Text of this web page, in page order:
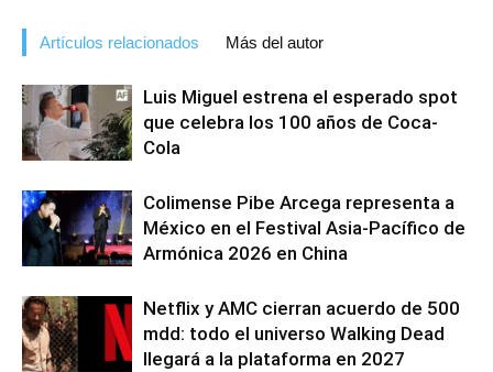
Artículos relacionados Más del autor
Luis Miguel estrena el esperado spot
que celebra los 100 años de Coca-
Cola
Colimense Pibe Arcega representa a
México en el Festival Asia-Pacífico de
Armónica 2026 en China
Netflix y AMC cierran acuerdo de 500
mdd: todo el universo Walking Dead
llegará a la plataforma en 2027